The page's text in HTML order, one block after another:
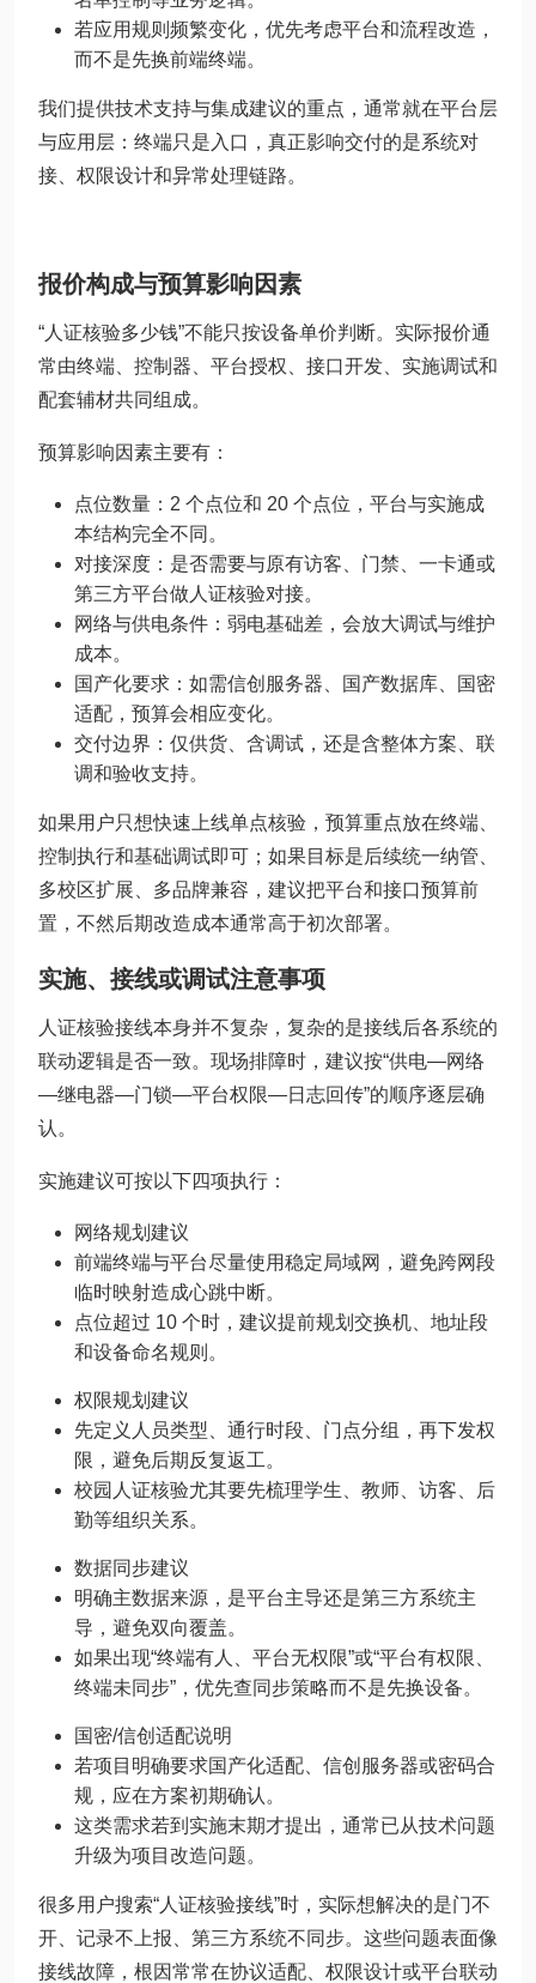
若应用规则频繁变化，优先考虑平台和流程改造，
而不是先换前端终端。
我们提供技术支持与集成建议的重点，通常就在平台层
与应用层：终端只是入口，真正影响交付的是系统对
接、权限设计和异常处理链路。
报价构成与预算影响因素
“人证核验多少钱”不能只按设备单价判断。实际报价通
常由终端、控制器、平台授权、接口开发、实施调试和
配套辅材共同组成。
预算影响因素主要有：
点位数量：2 个点位和 20 个点位，平台与实施成
本结构完全不同。
对接深度：是否需要与原有访客、门禁、一卡通或
第三方平台做人证核验对接。
网络与供电条件：弱电基础差，会放大调试与维护
成本。
国产化要求：如需信创服务器、国产数据库、国密
适配，预算会相应变化。
交付边界：仅供货、含调试，还是含整体方案、联
调和验收支持。
如果用户只想快速上线单点核验，预算重点放在终端、
控制执行和基础调试即可；如果目标是后续统一纳管、
多校区扩展、多品牌兼容，建议把平台和接口预算前
置，不然后期改造成本通常高于初次部署。
实施、接线或调试注意事项
人证核验接线本身并不复杂，复杂的是接线后各系统的
联动逻辑是否一致。现场排障时，建议按“供电—网络
—继电器—门锁—平台权限—日志回传”的顺序逐层确
认。
实施建议可按以下四项执行：
网络规划建议
前端终端与平台尽量使用稳定局域网，避免跨网段
临时映射造成心跳中断。
点位超过 10 个时，建议提前规划交换机、地址段
和设备命名规则。
权限规划建议
先定义人员类型、通行时段、门点分组，再下发权
限，避免后期反复返工。
校园人证核验尤其要先梳理学生、教师、访客、后
勤等组织关系。
数据同步建议
明确主数据来源，是平台主导还是第三方系统主
导，避免双向覆盖。
如果出现“终端有人、平台无权限”或“平台有权限、
终端未同步”，优先查同步策略而不是先换设备。
国密/信创适配说明
若项目明确要求国产化适配、信创服务器或密码合
规，应在方案初期确认。
这类需求若到实施末期才提出，通常已从技术问题
升级为项目改造问题。
很多用户搜索“人证核验接线”时，实际想解决的是门不
开、记录不上报、第三方系统不同步。这些问题表面像
接线故障，根因常常在协议适配、权限设计或平台联动